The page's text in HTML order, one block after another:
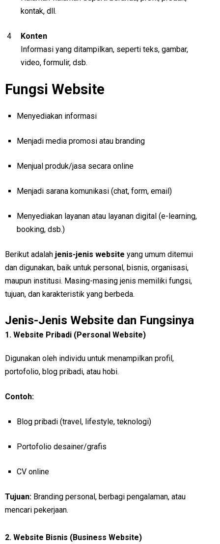
kontak, dll.
Konten
Informasi yang ditampilkan, seperti teks, gambar,
video, formulir, dsb.
Fungsi Website
Menyediakan informasi
Menjadi media promosi atau branding
Menjual produk/jasa secara online
Menjadi sarana komunikasi (chat, form, email)
Menyediakan layanan atau layanan digital (e-learning,
booking, dsb.)
Berikut adalah jenis-jenis website yang umum ditemui
dan digunakan, baik untuk personal, bisnis, organisasi,
maupun institusi. Masing-masing jenis memiliki fungsi,
tujuan, dan karakteristik yang berbeda.
Jenis-Jenis Website dan Fungsinya
1. Website Pribadi (Personal Website)
Digunakan oleh individu untuk menampilkan profil,
portofolio, blog pribadi, atau hobi.
Contoh:
Blog pribadi (travel, lifestyle, teknologi)
Portofolio desainer/grafis
CV online
Tujuan: Branding personal, berbagi pengalaman, atau
mencari pekerjaan.
2. Website Bisnis (Business Website)